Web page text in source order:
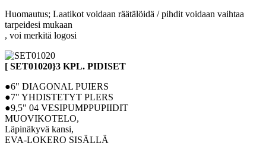
Huomautus; Laatikot voidaan räätälöidä / pihdit voidaan vaihtaa
tarpeidesi mukaan
, voi merkitä logosi
[ SET01020}3 KPL. PIDISET
●6" DIAGONAL PUIERS
●7" YHDISTETYT PLERS
●9,5" 04 VESIPUMPPUPIIDIT
MUOVIKOTELO,
Läpinäkyvä kansi,
EVA-LOKERO SISÄLLÄ